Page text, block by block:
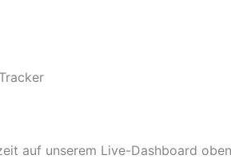
auf unserem Live-Dashboard